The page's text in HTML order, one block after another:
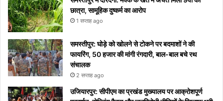
छात्रा, सामूहिक दुष्कर्म का आरोप
1 सप्ताह ago
समस्तीपुर: घोड़े को खोलने से टोकने पर बदमाशों ने की
फायरिंग, 50 हजार की मांगी रंगदारी, बाल-बाल बचे रथ
संचालक
2 सप्ताह ago
उजियारपुर: सीपीएम का प्रखंड मुख्यालय पर आक्रोशपूर्ण